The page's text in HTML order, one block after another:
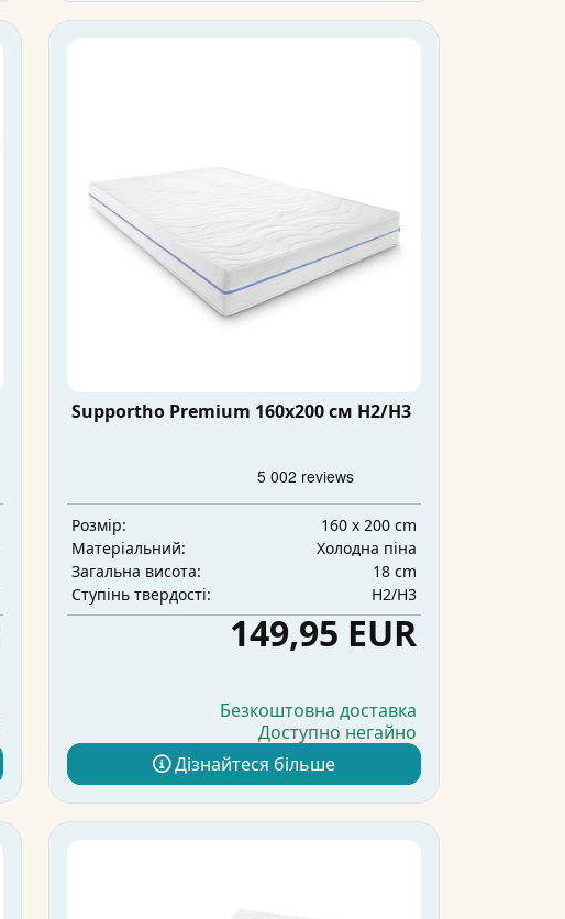
Supportho Premium 160x200 см H2/H3
Розмір:
160 x 200 cm
Матеріальний:
Холодна піна
Загальна висота:
18 cm
Ступінь твердості:
H2/H3
149,95 EUR
Безкоштовна доставка
Доступно негайно
Дізнайтеся більше